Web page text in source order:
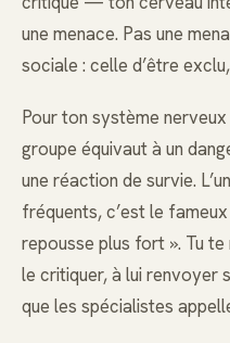
une menace. Pas une
sociale : celle d’être
Pour ton système
groupe équivaut à un
une réaction de survie.
fréquents, c’est le
repousse plus fort ». Tu
le critiquer, à lui renvoyer
que les spécialistes